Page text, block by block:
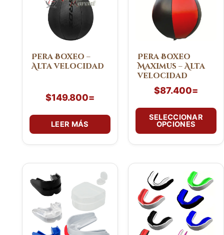
Pera Boxeo –
Alta velocidad
$149.800=
LEER MÁS
Pera Boxeo
Maximus – Alta
velocidad
$87.400=
SELECCIONAR
OPCIONES
variantes.
opciones
pueden
elegir
en
producto
producto
tiene
múltiples
variantes.
Las
producto
tiene
múltiples
variantes.
Las